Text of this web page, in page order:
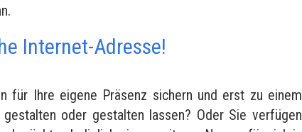
Internet-Adresse!
für Ihre eigene Präsenz sichern und erst zu einem
oder gestalten lassen? Oder Sie verfügen